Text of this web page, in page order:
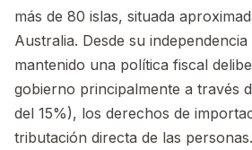
más de 80 islas, situada
Australia. Desde su
mantenido una política fiscal
gobierno principalmente a través
del 15%), los derechos de
tributación directa de las personas.